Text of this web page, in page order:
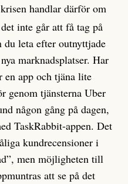
handlar därför om
inte går att få tag på
du leta efter outnyttjade
marknadsplatser. Har
en app och tjäna lite
genom tjänsterna Uber
någon gång på dagen,
TaskRabbit-appen. Det
kundrecensioner i
men möjligheten till
att se på det